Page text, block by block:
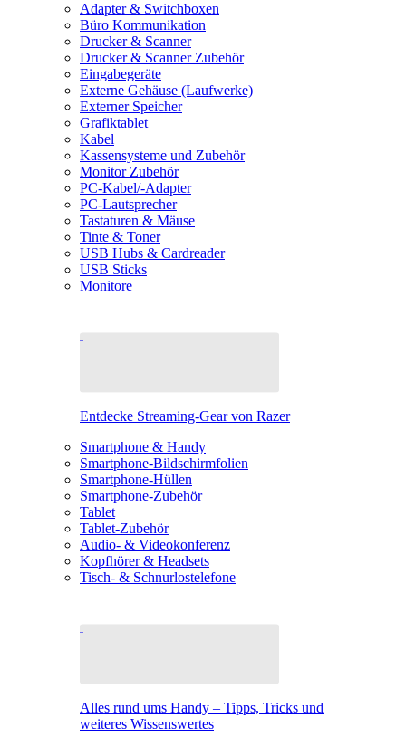
Adapter & Switchboxen
Büro Kommunikation
Drucker & Scanner
Drucker & Scanner Zubehör
Eingabegeräte
Externe Gehäuse (Laufwerke)
Externer Speicher
Grafiktablet
Kabel
Kassensysteme und Zubehör
Monitor Zubehör
PC-Kabel/-Adapter
PC-Lautsprecher
Tastaturen & Mäuse
Tinte & Toner
USB Hubs & Cardreader
USB Sticks
Monitore
Entdecke Streaming-Gear von Razer
Smartphone & Handy
Smartphone-Bildschirmfolien
Smartphone-Hüllen
Smartphone-Zubehör
Tablet
Tablet-Zubehör
Audio- & Videokonferenz
Kopfhörer & Headsets
Tisch- & Schnurlostelefone
Alles rund ums Handy – Tipps, Tricks und
weiteres Wissenswertes